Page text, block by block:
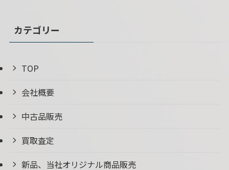
カテゴリー
TOP
会社概要
中古品販売
買取査定
新品、当社オリジナル商品販売